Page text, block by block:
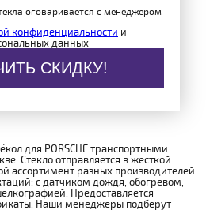
оговаривается с менеджером
конфиденциальности и
данных
СКИДКУ!
для PORSCHE транспортными
Стекло отправляется в жёсткой
ассортимент разных производителей
с датчиком дождя, обогревом,
Предоставляется
Наши менеджеры подберут